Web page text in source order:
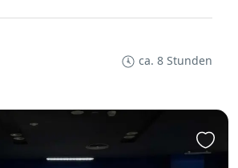
ca. 8 Stunden